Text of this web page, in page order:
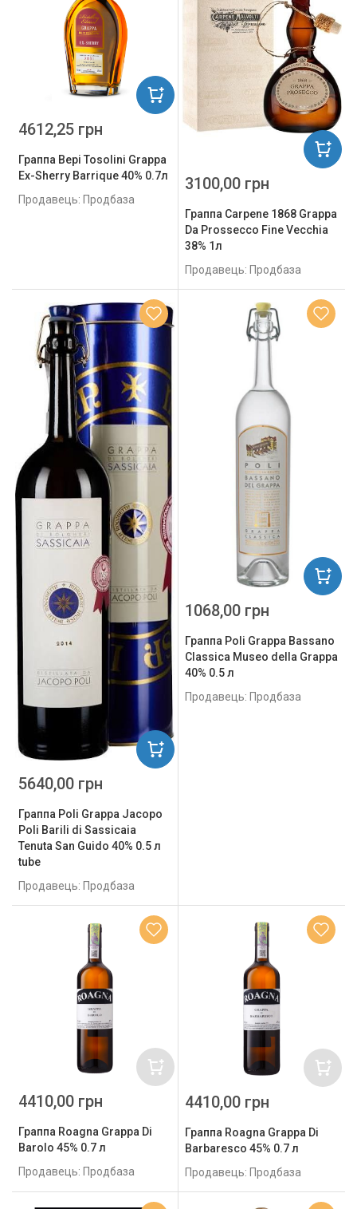
Граппа Bepi Tosolini Grappa
Ex-Sherry Barrique 40% 0.7л
Продавець: Продбаза
4612,25 грн
Граппа Carpene 1868 Grappa
Da Prossecco Fine Vecchia
38% 1л
Продавець: Продбаза
3100,00 грн
Граппа Poli Grappa Jacopo
Poli Barili di Sassicaia
Tenuta San Guido 40% 0.5 л
tube
Продавець: Продбаза
5640,00 грн
Граппа Poli Grappa Bassano
Classica Museo della Grappa
40% 0.5 л
Продавець: Продбаза
1068,00 грн
Граппа Roagna Grappa Di
Barolo 45% 0.7 л
Продавець: Продбаза
4410,00 грн
Граппа Roagna Grappa Di
Barbaresco 45% 0.7 л
Продавець: Продбаза
4410,00 грн